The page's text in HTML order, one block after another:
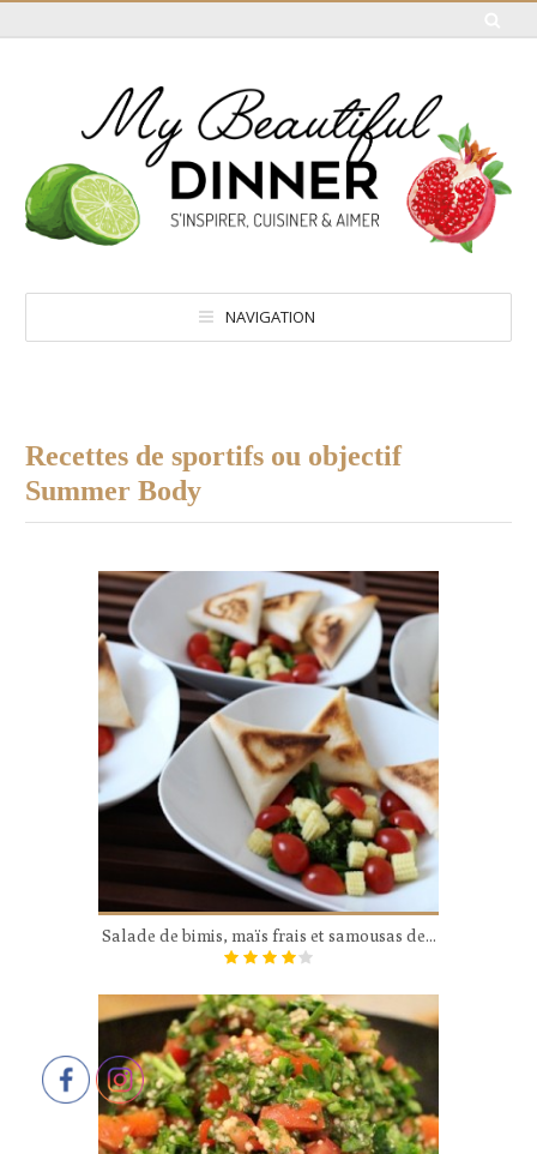
NAVIGATION
Recettes de sportifs ou objectif
Summer Body
Salade de bimis, maïs frais et samousas de...